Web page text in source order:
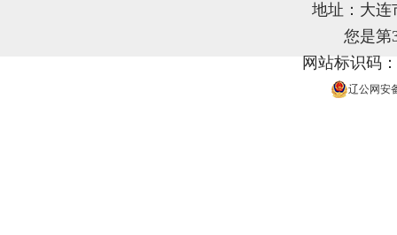
地址：大连
您是第
网站标识码
辽公网安